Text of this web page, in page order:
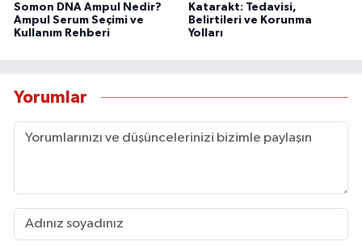
Somon DNA Ampul Nedir?
Ampul Serum Seçimi ve
Kullanım Rehberi
Katarakt: Tedavisi,
Belirtileri ve Korunma
Yolları
Yorumlar